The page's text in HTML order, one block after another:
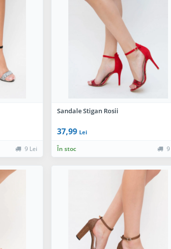
9 Lei
Sandale Stigan Rosii
37,99 Lei
În stoc 9